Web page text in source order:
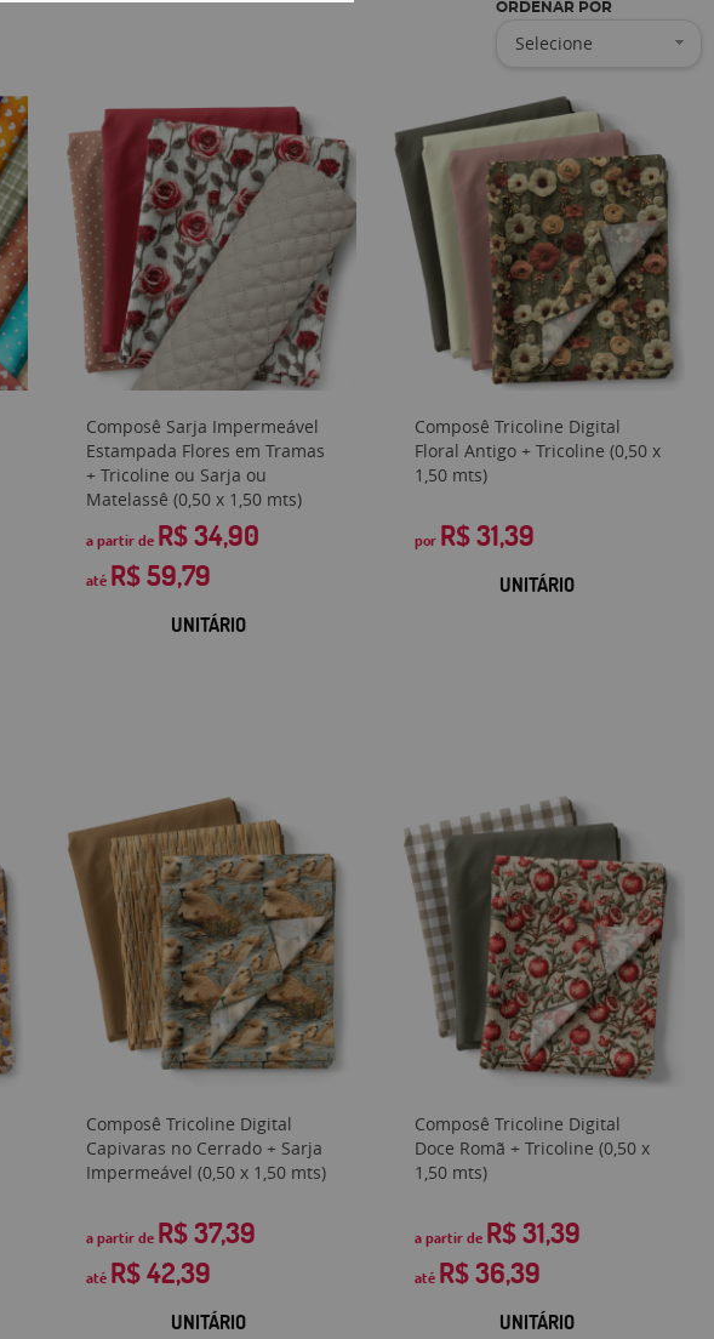
ORDENAR POR
Selecione
Composê Sarja Impermeável
Estampada Flores em Tramas
+ Tricoline ou Sarja ou
Matelassê (0,50 x 1,50 mts)
a partir de R$ 34,90
até R$ 59,79
UNITÁRIO
Composê Tricoline Digital
Floral Antigo + Tricoline (0,50 x
1,50 mts)
por R$ 31,39
UNITÁRIO
Composê Tricoline Digital
Capivaras no Cerrado + Sarja
Impermeável (0,50 x 1,50 mts)
a partir de R$ 37,39
até R$ 42,39
UNITÁRIO
Composê Tricoline Digital
Doce Romã + Tricoline (0,50 x
1,50 mts)
a partir de R$ 31,39
até R$ 36,39
UNITÁRIO